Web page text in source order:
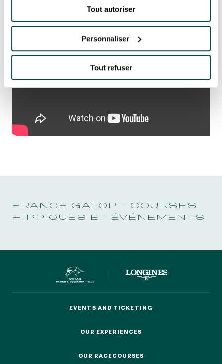
Tout autoriser
Personnaliser
Tout refuser
WITH FRIENDS
AS A COUPLE
FOR SPORT
BTOB – ENTERPRISES
FRANCE GALOP - COURSES
HIPPIQUES ET ÉVÉNEMENTS
EVENTS AND TICKETING
OUR EXPERIENCES
OUR RACECOURSES